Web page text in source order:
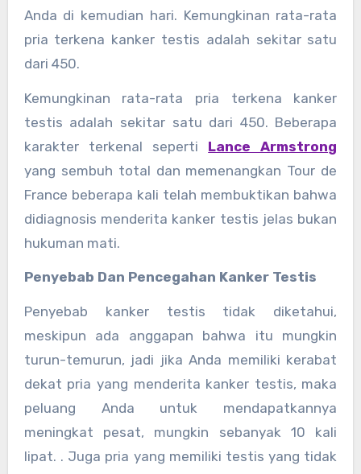
Anda di kemudian hari. Kemungkinan rata-rata
pria terkena kanker testis adalah sekitar satu
dari 450.
Kemungkinan rata-rata pria terkena kanker
testis adalah sekitar satu dari 450. Beberapa
karakter terkenal seperti Lance Armstrong
yang sembuh total dan memenangkan Tour de
France beberapa kali telah membuktikan bahwa
didiagnosis menderita kanker testis jelas bukan
hukuman mati.
Penyebab Dan Pencegahan Kanker Testis
Penyebab kanker testis tidak diketahui,
meskipun ada anggapan bahwa itu mungkin
turun-temurun, jadi jika Anda memiliki kerabat
dekat pria yang menderita kanker testis, maka
peluang Anda untuk mendapatkannya
meningkat pesat, mungkin sebanyak 10 kali
lipat. . Juga pria yang memiliki testis yang tidak